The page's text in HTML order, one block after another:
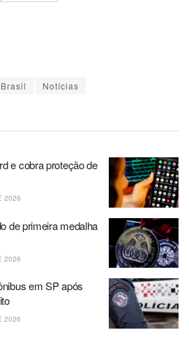
Brasil Notícias
e cobra proteção de
2026
de primeira medalha
2026
em SP após
2026